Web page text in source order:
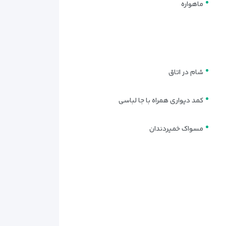
و گروه‌های چندنفره فراهم می‌کند. این اتاق گزینه‌ای
ماهواره
شام در اتاق
کمد دیواری همراه با جا لباسی
مسواک خمیردندان